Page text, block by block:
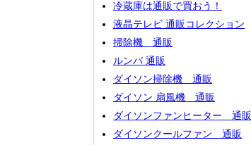
冷蔵庫は通販で買おう！
液晶テレビ 通販コレクション
掃除機 通販
ルンバ 通販
ダイソン掃除機 通販
ダイソン 扇風機 通販
ダイソンファンヒーター 通販
ダイソンクールファン 通販